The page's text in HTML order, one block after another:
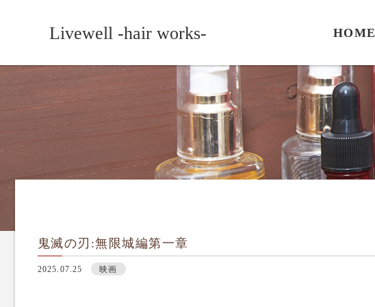
Livewell -hair works- HOME
鬼滅の刃:無限城編第一章
2025.07.25 映画